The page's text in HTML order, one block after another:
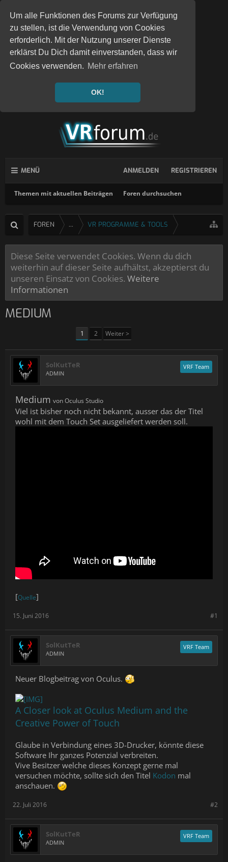
Um alle Funktionen des Forums zur Verfügung
zu stellen, ist die Verwendung von Cookies
erforderlich. Mit der Nutzung unserer Dienste
erklärst Du Dich damit einverstanden, dass wir
Cookies verwenden. Mehr erfahren
OK!
MENÜ
Themen mit aktuellen Beiträgen Foren durchsuchen
ANMELDEN REGISTRIEREN
FOREN ... VR PROGRAMME & TOOLS
Diese Seite verwendet Cookies. Wenn du dich
weiterhin auf dieser Seite aufhältst, akzeptierst du
unseren Einsatz von Cookies. Weitere
Informationen
MEDIUM
1 2 Weiter >
SolKutTeR
ADMIN
VRF Team
Medium von Oculus Studio
Viel ist bisher noch nicht bekannt, ausser das der Titel
wohl mit dem Touch Set ausgeliefert werden soll.
[Quelle]
#1
15. Juni 2016
SolKutTeR
ADMIN
VRF Team
Neuer Blogbeitrag von Oculus.
A Closer look at Oculus Medium and the
Creative Power of Touch
Glaube in Verbindung eines 3D-Drucker, könnte diese
Software Ihr ganzes Potenzial verbreiten.
Vive Besitzer welche dieses Konzept gerne mal
versuchen möchte, sollte sich den Titel Kodon mal
anschauen.
#2
22. Juli 2016
SolKutTeR
ADMIN
VRF Team